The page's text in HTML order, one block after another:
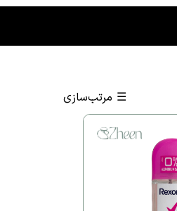
☰ مرتب‌سازی